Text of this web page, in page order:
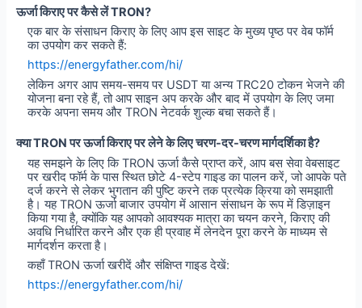
ऊर्जा किराए पर कैसे लें TRON?
एक बार के संसाधन किराए के लिए आप इस साइट के मुख्य पृष्ठ पर वेब फॉर्म
का उपयोग कर सकते हैं:
https://energyfather.com/hi/
लेकिन अगर आप समय-समय पर USDT या अन्य TRC20 टोकन भेजने की
योजना बना रहे हैं, तो आप साइन अप करके और बाद में उपयोग के लिए जमा
करके अपना समय और TRON नेटवर्क शुल्क बचा सकते हैं।
क्या TRON पर ऊर्जा किराए पर लेने के लिए चरण-दर-चरण मार्गदर्शिका है?
यह समझने के लिए कि TRON ऊर्जा कैसे प्राप्त करें, आप बस सेवा वेबसाइट
पर खरीद फॉर्म के पास स्थित छोटे 4-स्टेप गाइड का पालन करें, जो आपके पते
दर्ज करने से लेकर भुगतान की पुष्टि करने तक प्रत्येक क्रिया को समझाती
है। यह TRON ऊर्जा बाजार उपयोग में आसान संसाधन के रूप में डिज़ाइन
किया गया है, क्योंकि यह आपको आवश्यक मात्रा का चयन करने, किराए की
अवधि निर्धारित करने और एक ही प्रवाह में लेनदेन पूरा करने के माध्यम से
मार्गदर्शन करता है।
कहाँ TRON ऊर्जा खरीदें और संक्षिप्त गाइड देखें:
https://energyfather.com/hi/